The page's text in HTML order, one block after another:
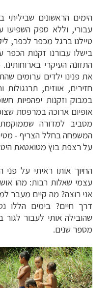
הימים הראשונים שביליתי
עבורי, וללא ספק השפיעו
טיילנו ברגל מכפר לכפר,
בישלו עבורנו זקנות הכפר
התזונה העיקרי
את פנינו ילדים ערומים
חזירים, אווזים, תרנגולות
במבוק וזקנות יפהפיות
אופיום ארוכה במרפסת
מסביב למדורה
המשפחה בחלל הצריף -
על רצפת בוץ מטואטאת
החיוך אותו ראיתי על
עצמי שאלות רבות: מהו
אני רוצה? מה קיים מעבר
דרך חיים? בימים הללו
שהובילה אותי לעבור
מספר שנים.
תכנוןטיולים
תכנוןטיולים
ההצעות »